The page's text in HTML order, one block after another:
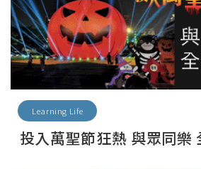
Learning Life
投入萬聖節狂熱 與眾同樂